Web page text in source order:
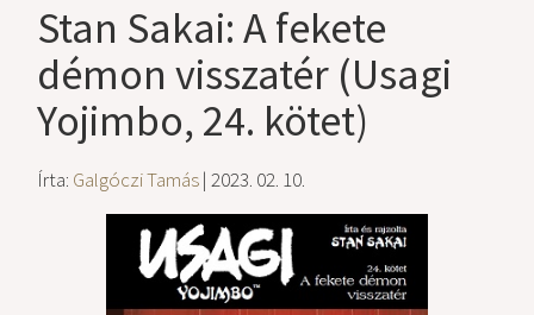
Stan Sakai: A fekete
démon visszatér (Usagi
Yojimbo, 24. kötet)
Írta: Galgóczi Tamás| 2023. 02. 10.